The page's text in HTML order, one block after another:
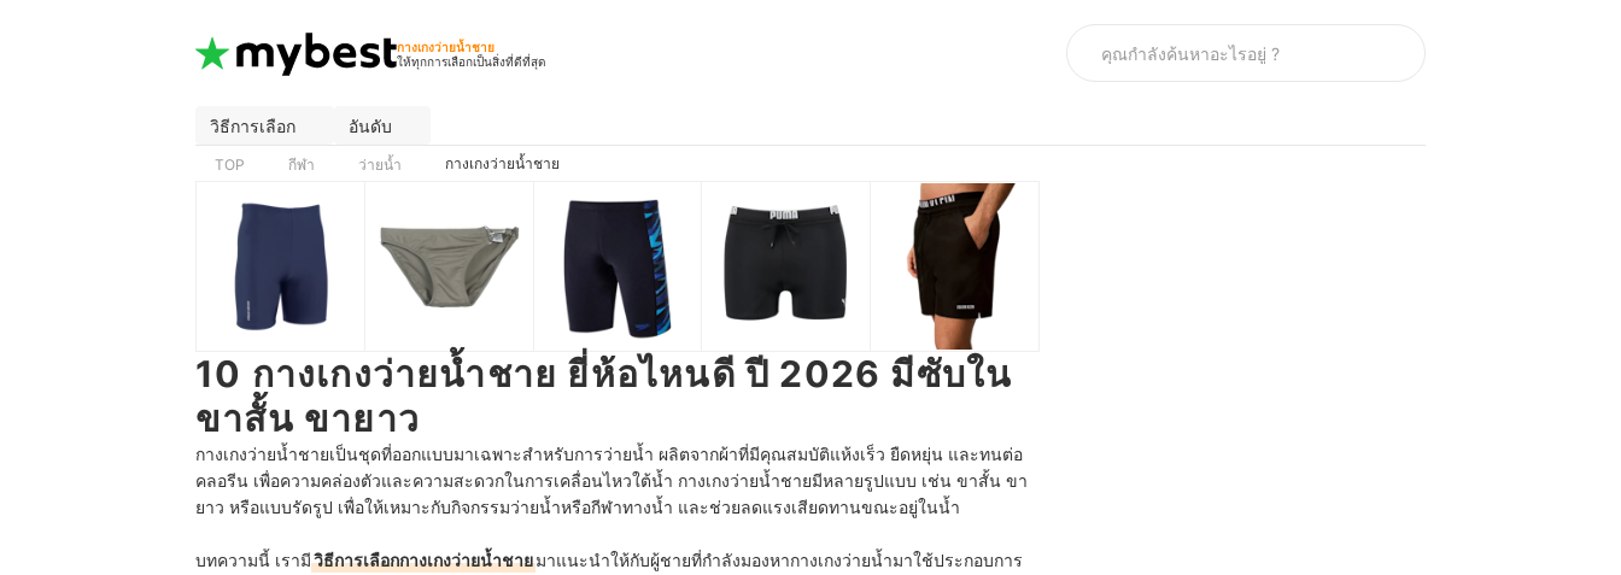
กางเกงว่ายน้ำชาย
ให้ทุกการเลือกเป็นสิ่งที่ดีที่สุด
วิธีการเลือก อันดับ
TOP กีฬา ว่ายน้ำ กางเกงว่ายน้ำชาย
10 กางเกงว่ายน้ำชาย ยี่ห้อไหนดี ปี 2026 มีซับใน
ขาสั้น ขายาว
กางเกงว่ายน้ำชายเป็นชุดที่ออกแบบมาเฉพาะสำหรับการว่ายน้ำ ผลิตจากผ้าที่มีคุณสมบัติแห้งเร็ว ยืดหยุ่น และทนต่อ
คลอรีน เพื่อความคล่องตัวและความสะดวกในการเคลื่อนไหวใต้น้ำ กางเกงว่ายน้ำชายมีหลายรูปแบบ เช่น ขาสั้น ขา
ยาว หรือแบบรัดรูป เพื่อให้เหมาะกับกิจกรรมว่ายน้ำหรือกีฬาทางน้ำ และช่วยลดแรงเสียดทานขณะอยู่ในน้ำ
บทความนี้ เรามีวิธีการเลือกกางเกงว่ายน้ำชายมาแนะนำให้กับผู้ชายที่กำลังมองหากางเกงว่ายน้ำมาใช้ประกอบการ